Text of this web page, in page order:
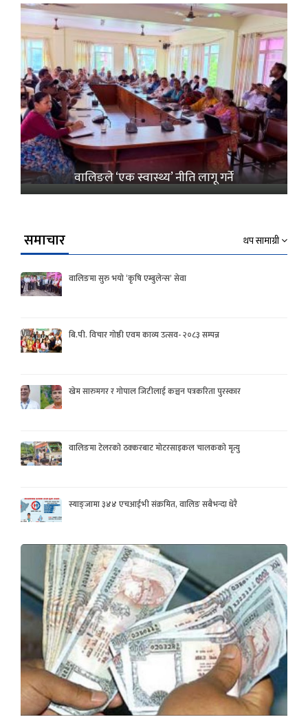
वालिङले ‘एक स्वास्थ्य’ नीति लागू गर्ने
समाचार थप सामाग्री
वालिङमा सुरु भयो ‘कृषि एम्बुलेन्स’ सेवा
बि.पी. विचार गोष्ठी एवम काव्य उत्सव- २०८३ सम्पन्न
खेम सारुमगर र गोपाल जिटीलाई कञ्चन पत्रकरिता पुरस्कार
वालिङमा टेलरको ठक्करबाट मोटरसाइकल चालकको मृत्यु
स्याङ्जामा ३४४ एचआईभी संक्रमित, वालिङ सबैभन्दा धेरै